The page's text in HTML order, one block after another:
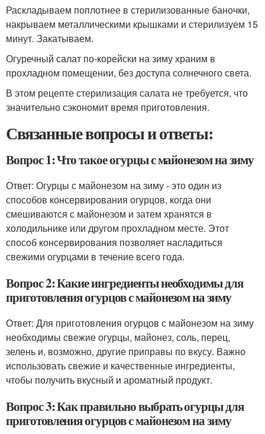
Раскладываем поплотнее в стерилизованные баночки,
накрываем металлическими крышками и стерилизуем 15
минут. Закатываем.
Огуречный салат по-корейски на зиму храним в
прохладном помещении, без доступа солнечного света.
В этом рецепте стерилизация салата не требуется, что
значительно сэкономит время приготовления.
Связанные вопросы и ответы:
Вопрос 1: Что такое огурцы с майонезом на зиму
Ответ: Огурцы с майонезом на зиму - это один из
способов консервирования огурцов, когда они
смешиваются с майонезом и затем хранятся в
холодильнике или другом прохладном месте. Этот
способ консервирования позволяет насладиться
свежими огурцами в течение всего года.
Вопрос 2: Какие ингредиенты необходимы для
приготовления огурцов с майонезом на зиму
Ответ: Для приготовления огурцов с майонезом на зиму
необходимы свежие огурцы, майонез, соль, перец,
зелень и, возможно, другие приправы по вкусу. Важно
использовать свежие и качественные ингредиенты,
чтобы получить вкусный и ароматный продукт.
Вопрос 3: Как правильно выбрать огурцы для
приготовления огурцов с майонезом на зиму